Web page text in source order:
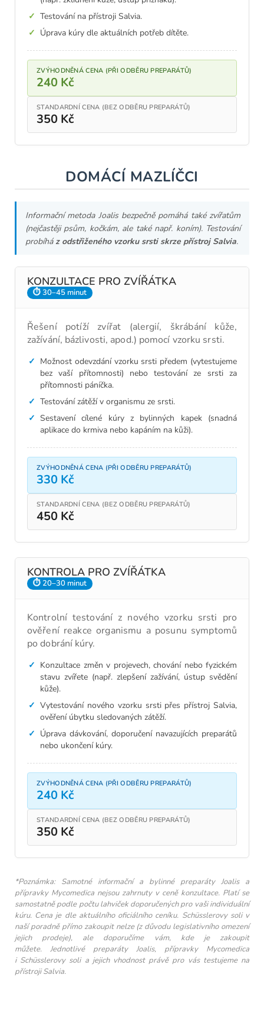
Testování na přístroji Salvia.
Úprava kúry dle aktuálních potřeb dítěte.
ZVÝHODNĚNÁ CENA (PŘI ODBĚRU PREPARÁTŮ)
240 Kč
STANDARDNÍ CENA (BEZ ODBĚRU PREPARÁTŮ)
350 Kč
DOMÁCÍ MAZLÍČCI
Informační metoda Joalis bezpečně pomáhá také zvířatům
(nejčastěji psům, kočkám, ale také např. koním). Testování
probíház odstřiženého vzorku srsti skrze přístroj Salvia.
KONZULTACE PRO ZVÍŘÁTKA
⏱ 30–45 minut
Řešení potíží zvířat (alergií, škrábání kůže,
zažívání, bázlivosti, apod.) pomocí vzorku srsti.
Možnost odevzdání vzorku srsti předem (vytestujeme
bez vaší přítomnosti) nebo testování ze srsti za
přítomnosti páníčka.
Testování zátěží v organismu ze srsti.
Sestavení cílené kúry z bylinných kapek (snadná
aplikace do krmiva nebo kapáním na kůži).
ZVÝHODNĚNÁ CENA (PŘI ODBĚRU PREPARÁTŮ)
330 Kč
STANDARDNÍ CENA (BEZ ODBĚRU PREPARÁTŮ)
450 Kč
KONTROLA PRO ZVÍŘÁTKA
⏱ 20–30 minut
Kontrolní testování z nového vzorku srsti pro
ověření reakce organismu a posunu symptomů
po dobrání kúry.
Konzultace změn v projevech, chování nebo fyzickém
stavu zvířete (např. zlepšení zažívání, ústup svědění
kůže).
Vytestování nového vzorku srsti přes přístroj Salvia,
ověření úbytku sledovaných zátěží.
Úprava dávkování, doporučení navazujících preparátů
nebo ukončení kúry.
ZVÝHODNĚNÁ CENA (PŘI ODBĚRU PREPARÁTŮ)
240 Kč
STANDARDNÍ CENA (BEZ ODBĚRU PREPARÁTŮ)
350 Kč
*Poznámka: Samotné informační a bylinné preparáty Joalis a
přípravky Mycomedica nejsou zahrnuty v ceně konzultace. Platí se
samostatně podle počtu lahviček doporučených pro vaši individuální
kúru. Cena je dle aktuálního oficiálního ceníku. Schüsslerovy soli v
naší poradně přímo zakoupit nelze (z důvodu legislativního omezení
jejich prodeje), ale doporučíme vám, kde je zakoupit
můžete. Jednotlivé preparáty Joalis, přípravky Mycomedica
i Schüsslerovy soli a jejich vhodnost právě pro vás testujeme na
přístroji Salvia.